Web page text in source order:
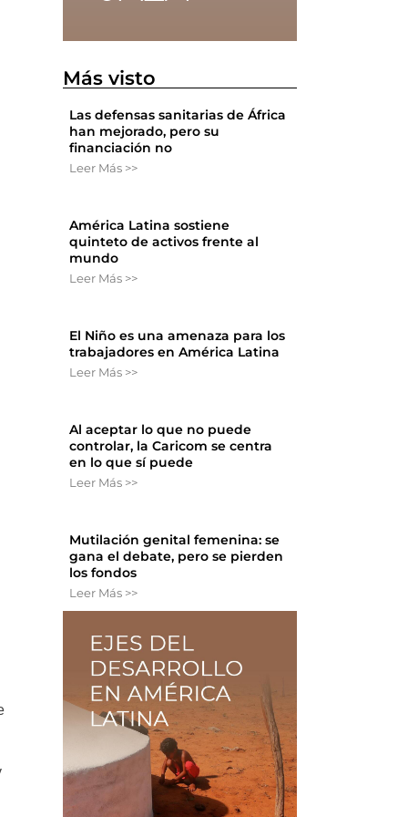
Más visto
Las defensas sanitarias de África
han mejorado, pero su
financiación no
Leer Más >>
América Latina sostiene
quinteto de activos frente al
mundo
Leer Más >>
El Niño es una amenaza para los
trabajadores en América Latina
Leer Más >>
Al aceptar lo que no puede
controlar, la Caricom se centra
en lo que sí puede
Leer Más >>
Mutilación genital femenina: se
gana el debate, pero se pierden
los fondos
Leer Más >>